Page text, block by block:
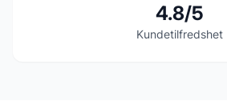
4.8/5
Kundetilfredshet